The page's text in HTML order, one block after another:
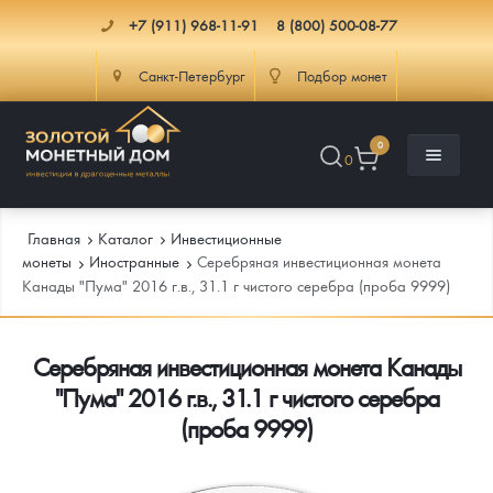
+7 (911) 968-11-91 8 (800) 500-08-77
Санкт-Петербург Подбор монет
0
0
Каталог
Каталог Монет
Инвестиционные монеты
Инфо
Как сделать заказ
Доставка
Главная Каталог
Инвестиционные
монеты
Иностранные
Серебряная инвестиционная монета
Канады "Пума" 2016 г.в., 31.1 г чистого серебра (проба 9999)
Серебряная инвестиционная монета Канады
"Пума" 2016 г.в., 31.1 г чистого серебра
(проба 9999)